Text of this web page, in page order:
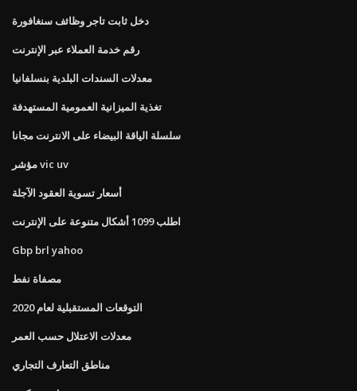
دخل ثابت تاجر وظائف سنغافورة
رقم خدمة العملاء عبر الإنترنت
معدلات السندات البلدية بنسلفانيا
تغذية الميزانية العمومية المستهدفة
سلسلة الياقة البيضاء على الانترنت مجانا
مؤشر vic uv
أسعار تسوية العقود الآجلة
اطلب 1099 أشكال متنوعة على الإنترنت
Gbp brl yahoo
مصفاة نفط
التوقعات المستقبلية لعام 2020
معدلات الاعتلال حسب العمر
مناطق التعارف التجاري